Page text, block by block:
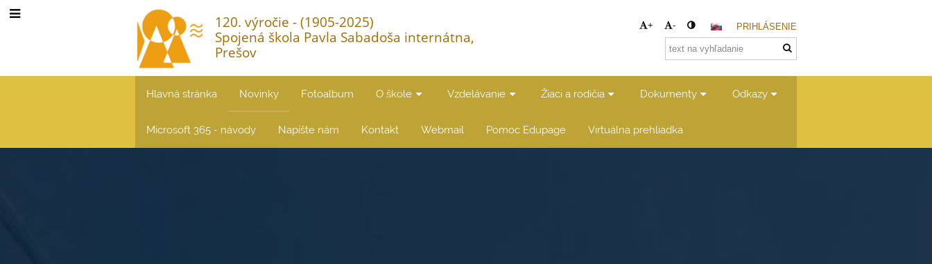
120. výročie - (1905-2025)
Spojená škola Pavla Sabadoša internátna,
Prešov
+ - PRIHLÁSENIE
Hlavná stránka Novinky Fotoalbum O škole Vzdelávanie Žiaci a rodičia Dokumenty Odkazy
Microsoft 365 - návody Napíšte nám Kontakt Webmail Pomoc Edupage Virtuálna prehliadka